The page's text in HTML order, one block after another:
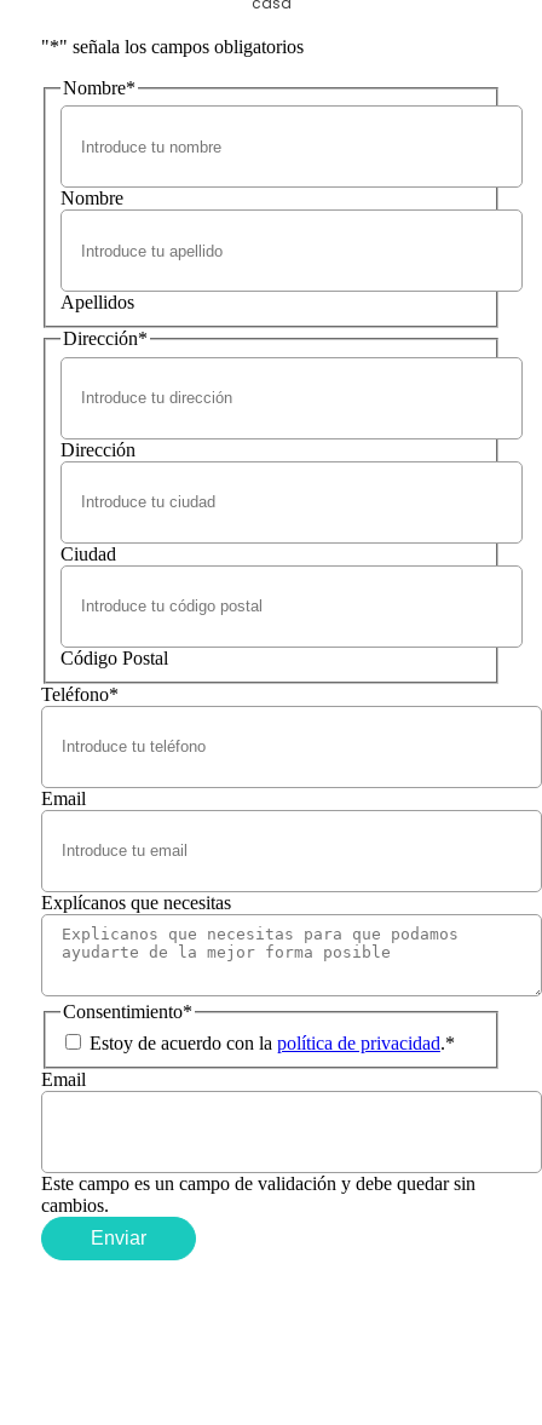
"*" señala los campos obligatorios
Nombre*
Nombre
Apellidos
Dirección*
Dirección
Ciudad
Código Postal
Teléfono*
Email
Explícanos que necesitas
Consentimiento*
Estoy de acuerdo con la política de privacidad.*
Email
Este campo es un campo de validación y debe quedar sin
cambios.